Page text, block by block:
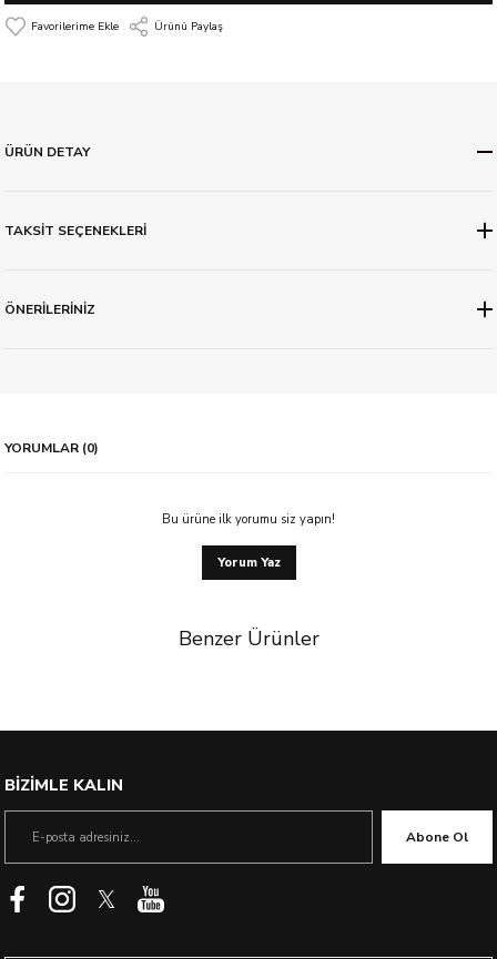
Ürünü Paylaş
ÜRÜN DETAY
TAKSİT SEÇENEKLERİ
ÖNERİLERİNİZ
YORUMLAR (0)
Bu ürüne ilk yorumu siz yapın!
Yorum Yaz
Benzer Ürünler
BİZİMLE KALIN
Abone Ol